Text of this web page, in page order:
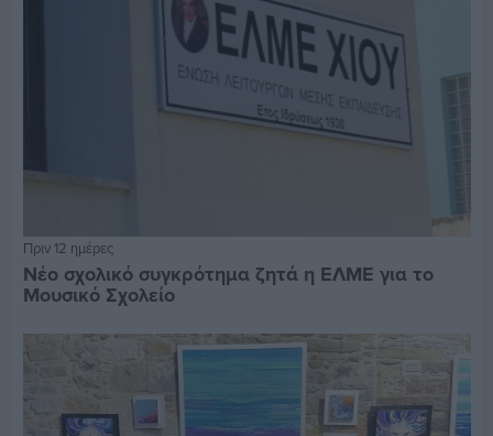
Πριν 12 ημέρες
Νέο σχολικό συγκρότημα ζητά η ΕΛΜΕ για το
Μουσικό Σχολείο